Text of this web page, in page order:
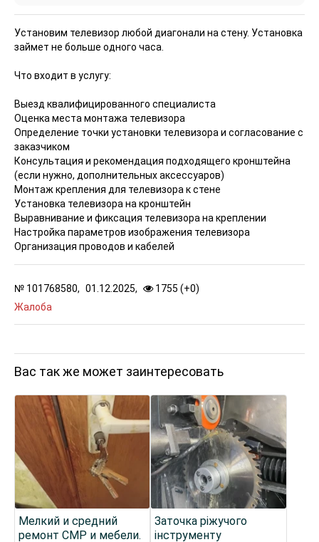
Установим телевизор любой диагонали на стену. Установка
займет не больше одного часа.
Что входит в услугу:
Выезд квалифицированного специалиста
Оценка места монтажа телевизора
Определение точки установки телевизора и согласование с
заказчиком
Консультация и рекомендация подходящего кронштейна
(если нужно, дополнительных аксессуаров)
Монтаж крепления для телевизора к стене
Установка телевизора на кронштейн
Выравнивание и фиксация телевизора на креплении
Настройка параметров изображения телевизора
Организация проводов и кабелей
№ 101768580, 01.12.2025, 1755 (+0)
Жалоба
Вас так же может заинтересовать
Мелкий и средний
ремонт СМР и мебели.
Заточка ріжучого
інструменту